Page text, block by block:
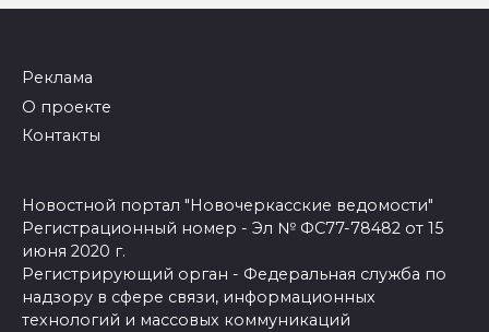
Реклама
О проекте
Контакты
Новостной портал "Новочеркасские ведомости"
Регистрационный номер - Эл № ФС77-78482 от 15
июня 2020 г.
Регистрирующий орган - Федеральная служба по
надзору в сфере связи, информационных
технологий и массовых коммуникаций